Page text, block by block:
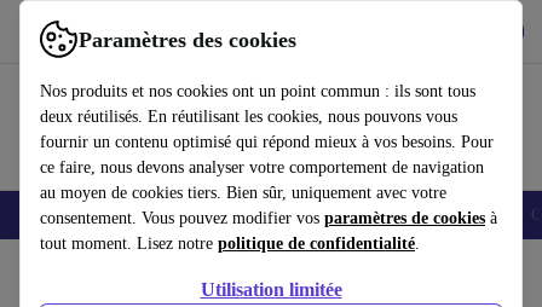
Paramètres des cookies
Nos produits et nos cookies ont un point commun : ils sont tous
deux réutilisés. En réutilisant les cookies, nous pouvons vous
fournir un contenu optimisé qui répond mieux à vos besoins. Pour
ce faire, nous devons analyser votre comportement de navigation
au moyen de cookies tiers. Bien sûr, uniquement avec votre
consentement. Vous pouvez modifier vos paramètres de cookies à
tout moment. Lisez notre politique de confidentialité.
Utilisation limitée
Utilisez refurbed rapidement et facilement
Smartphones Laptops Tablettes Montres connectées Accessoires